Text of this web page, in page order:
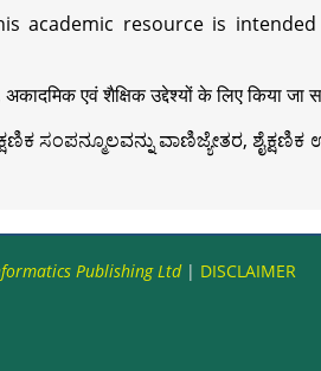
academic resource is
एवं शैक्षिक उद्देश्यों के लिए किया जा
ವಾಣಿಜ್ಯೇತರ, ಶೈಕ್ಷಣಿಕ
Publishing Ltd| DISCLAIMER